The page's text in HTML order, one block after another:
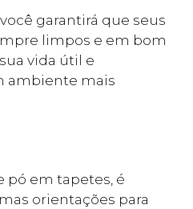
garantirá que seus
limpos e em bom
vida útil e
ambiente mais
pó em tapetes, é
orientações para